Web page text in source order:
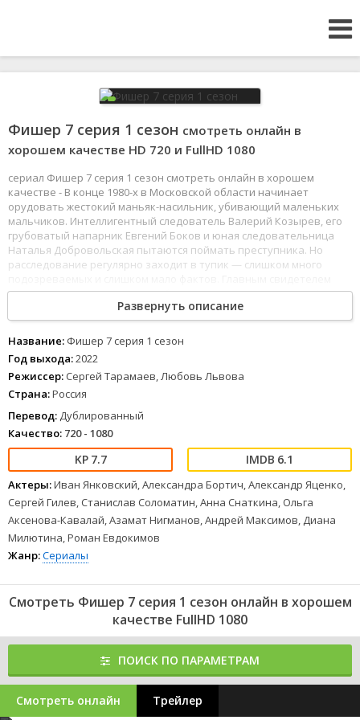
Фишер 7 серия 1 сезон смотреть онлайн в
хорошем качестве HD 720 и FullHD 1080
сериал Фишер 7 серия 1 сезон смотреть онлайн в хорошем
качестве - В конце 1980-х в Московской области начинает
орудовать жестокий маньяк-насильник, убивающий маленьких
мальчиков. Интеллигентный следователь Валерий Козырев, его
грубоватый напарник Евгений Боков и юная следовательница
Наталья Добровольская пытаются поймать преступника. Но
расследование регулярно заходит в тупик — слишком много
становится школьник, который лично знал одну из жертв. Но у
мальчика слишком богатая фантазия — существует ли описанный
им «Фишер» на самом деле? Это дело на рубеже двух эпох —
конца Советского Союза и начала России — навсегда изменит
всех, кого оно коснулось.
137138139 140141 142143 144 145146147148149
154Фишер 7 серия 1 сезон (2022) можно смотреть онлайн в
хорошем качестве Full HD 1080 и 4к с дублированным переводом
и отличным звуком.
Развернуть описание
Название: Фишер 7 серия 1 сезон
Год выхода:2022
Режиссер: Сергей Тарамаев, Любовь Львова
Страна:Россия
Перевод: Дублированный
Качество: 720 - 1080
7.7 6.1
Актеры:Иван Янковский, Александра Бортич, Александр Яценко,
Сергей Гилев, Станислав Соломатин, Анна Снаткина, Ольга
Аксенова-Кавалай, Азамат Нигманов, Андрей Максимов, Диана
Милютина, Роман Евдокимов
Жанр:Сериалы
Смотреть Фишер 7 серия 1 сезон онлайн в хорошем
качестве FullHD 1080
ПОИСК ПО ПАРАМЕТРАМ
Смотреть онлайн Трейлер